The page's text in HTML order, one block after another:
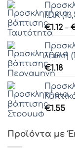
Γραμματοσειρά
Γραμματοσειρά 54
Γραμματοσειρά
Γραμματοσειρά 57
I.D.Κ
€1.12 –
λευκή
€1.18
€1.55
Προϊόντα με